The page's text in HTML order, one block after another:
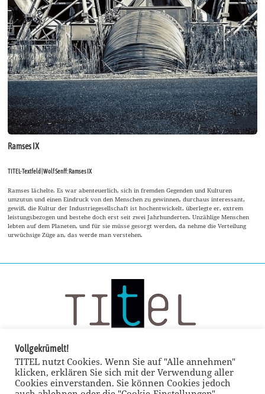
Ramses IX
TITEL-Textfeld | Wolf Senff: Ramses IX
Ramses lächelte. Es war abenteuerlich, sich in fremden Gegenden und Kulturen
umzutun und einen Eindruck von den Menschen zu gewinnen, durchaus interessant,
gewiß, die Kultur der Industriegesellschaft ist hochentwickelt, überlegte er, extrem
leistungsbezogen und bestehe doch erst seit zwei Jahrhunderten. Unzählige Menschen
lebten auf dem Planeten, und für sie müsse gesorgt werden, da nehme die Verteilung
urwüchsige Züge an, das werde man verstehen.
Vollgekrümelt!
TITEL nutzt Cookies. Wenn Sie auf "Alle annehmen"
klicken, erklären Sie sich mit der Verwendung aller
Cookies einverstanden. Sie können Cookies jedoch